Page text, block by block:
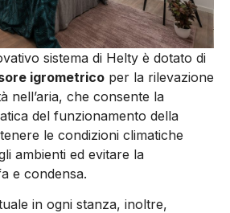
sistema di Helty è dotato di
igrometrico per la rilevazione
nell’aria, che consente la
del funzionamento della
le condizioni climatiche
ambienti ed evitare la
e condensa.
in ogni stanza, inoltre,